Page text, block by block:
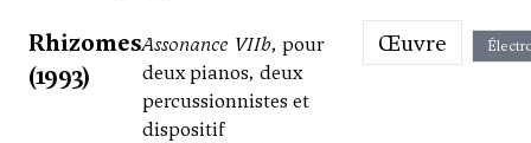
Rhizomes
(1993)
Assonance VIIb, pour
deux pianos, deux
percussionnistes et
dispositif
Œuvre